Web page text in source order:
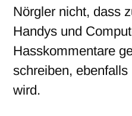
Nörgler nicht, dass
Handys und
Hasskommentare
schreiben,
wird.